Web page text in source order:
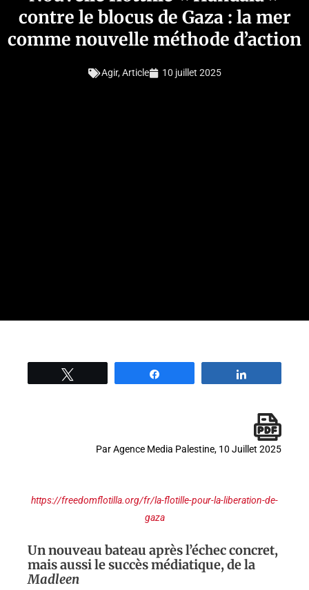
contre le blocus de Gaza : la mer
comme nouvelle méthode d’action
Agir,Article 10 juillet 2025
Par Agence Media Palestine, 10 Juillet 2025
https://freedomflotilla.org/fr/la-flotille-pour-la-liberation-de-
gaza
Un nouveau bateau après l’échec concret,
mais aussi le succès médiatique, de la
Madleen